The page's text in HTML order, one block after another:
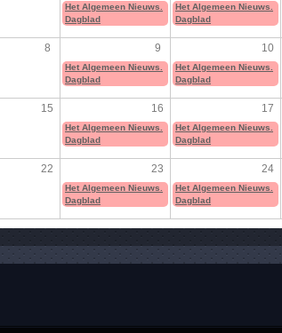
Het Algemeen Nieuws.
Dagblad
Het Algemeen Nieuws.
Dagblad
8 9 10
Het Algemeen Nieuws.
Dagblad
Het Algemeen Nieuws.
Dagblad
15 16 17
Het Algemeen Nieuws.
Dagblad
Het Algemeen Nieuws.
Dagblad
22 23 24
Het Algemeen Nieuws.
Dagblad
Het Algemeen Nieuws.
Dagblad